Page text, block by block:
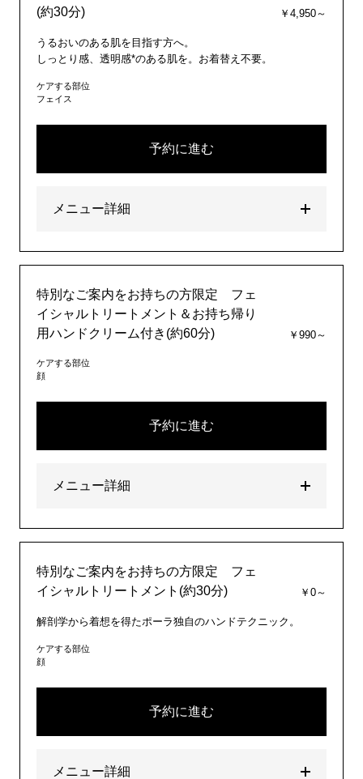
(約30分)
￥4,950～
うるおいのある肌を目指す方へ。
しっとり感、透明感*のある肌を。お着替え不要。
ケアする部位
フェイス
予約に進む
メニュー詳細
特別なご案内をお持ちの方限定 フェ
イシャルトリートメント＆お持ち帰り
用ハンドクリーム付き(約60分)
￥990～
ケアする部位
顔
予約に進む
メニュー詳細
特別なご案内をお持ちの方限定 フェ
イシャルトリートメント(約30分)
￥0～
解剖学から着想を得たポーラ独自のハンドテクニック。
ケアする部位
顔
予約に進む
メニュー詳細